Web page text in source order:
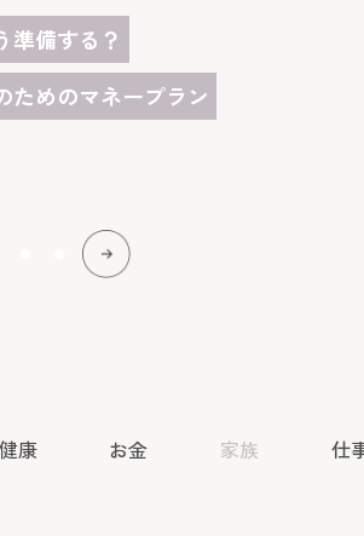
準備する？
ためのマネープラン
健康 お金 家族 仕